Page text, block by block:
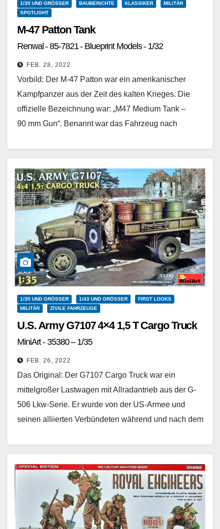
1/35 UND GRÖSSER BAUBERICHTE KLASSIKER
MILITÄR
SPOTLIGHT
M-47 Patton Tank
Renwal - 85-7821 - Blueprint Models - 1/32
FEB. 28, 2022
Vorbild: Der M-47 Patton war ein amerikanischer
Kampfpanzer aus der Zeit des kalten Krieges. Die
offizielle Bezeichnung war: „M47 Medium Tank –
90 mm Gun“. Benannt war das Fahrzeug nach
1/35 UND GRÖSSER 1/43 UND GRÖSSER
FIRST LOOKS
MILITÄR
ZIVILE FAHRZEUGE
U.S. Army G7107 4×4 1,5 T Cargo Truck
MiniArt - 35380 – 1/35
FEB. 26, 2022
Das Original: Der G7107 Cargo Truck war ein
mittelgroßer Lastwagen mit Allradantrieb aus der G-
506 Lkw-Serie. Er wurde von der US-Armee und
seinen alliierten Verbündeten während und nach dem